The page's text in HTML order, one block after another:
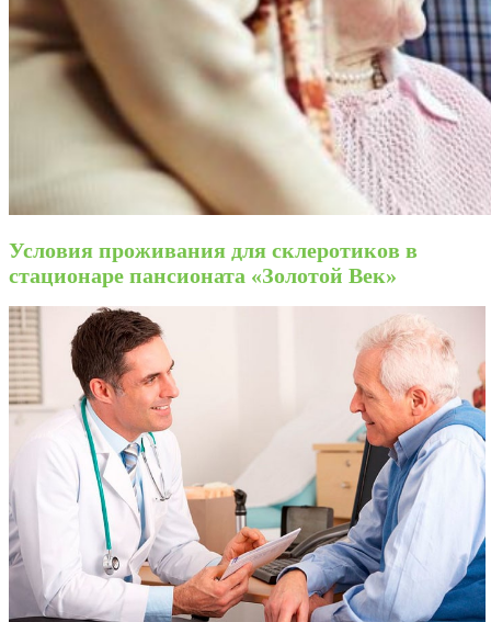
Условия проживания для склеротиков в
стационаре пансионата «Золотой Век»